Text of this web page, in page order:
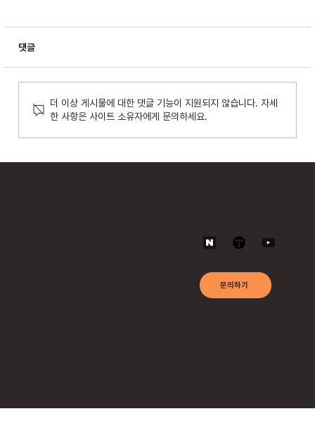
댓글
더 이상 게시물에 대한 댓글 기능이 지원되지 않습니다. 자세
한 사항은 사이트 소유자에게 문의하세요.
문의하기